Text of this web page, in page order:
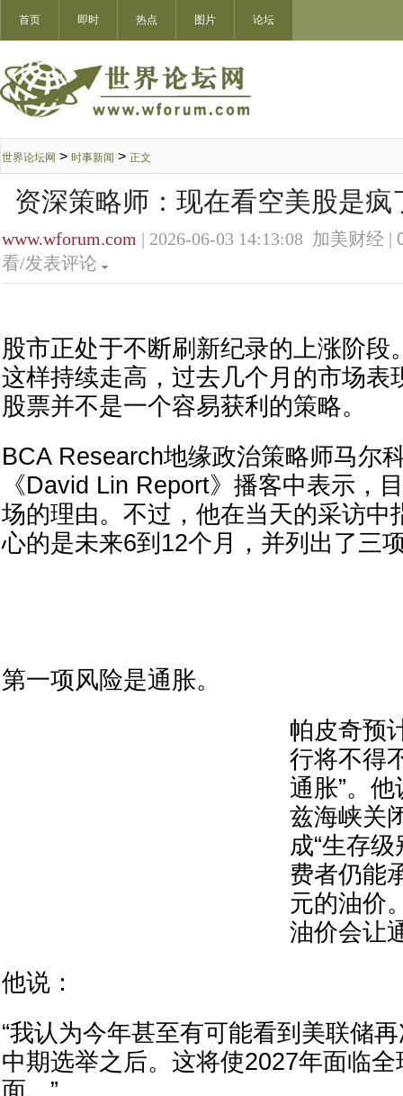
首页 即时 热点 图片 论坛
世界论坛网 > 时事新闻 > 正文
资深策略师：现在看空美股是
www.wforum.com | 2026-06-03 14:13:08 加美财经 |
看/发表评论
股市正处于不断刷新纪录的上涨阶段
这样持续走高，过去几个月的市场表
股票并不是一个容易获利的策略。
BCA Research地缘政治策略师马尔
《David Lin Report》播客中表示，
场的理由。不过，他在当天的采访中
心的是未来6到12个月，并列出了三
第一项风险是通胀。
帕皮奇预
行将不得
通胀”。
兹海峡关
成“生存
费者仍能
元的油价
油价会让
他说：
“我认为今年甚至有可能看到美联储
中期选举之后。这将使2027年面临
面。”